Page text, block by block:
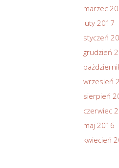
marzec
luty 2017
styczeń
grudzień
wrzesień
sierpień
czerwiec
maj 2016
kwiecień